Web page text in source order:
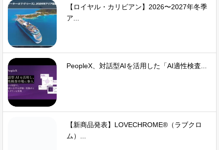
【ロイヤル・カリビアン】2026〜2027年冬季
ア...
PeopleX、対話型AIを活用した「AI適性検査...
【新商品発表】LOVECHROME®（ラブクロ
ム）...